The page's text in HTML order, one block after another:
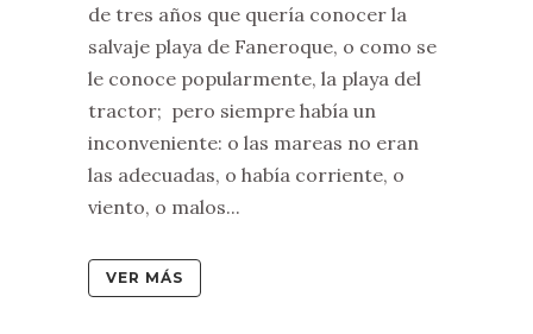
de tres años que quería conocer la
salvaje playa de Faneroque, o como se
le conoce popularmente, la playa del
tractor; pero siempre había un
inconveniente: o las mareas no eran
las adecuadas, o había corriente, o
viento, o malos...
VER MÁS